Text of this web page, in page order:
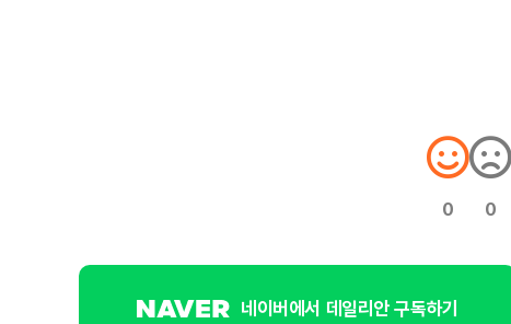
0 0
네이버에서 데일리안 구독하기